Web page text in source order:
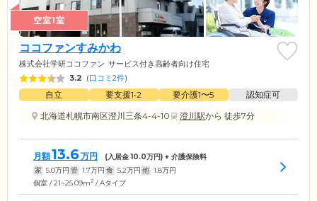
空室1室
ココファンすみかわ
株式会社学研ココファン サービス付き高齢者向け住宅
3.2 (口コミ2件)
自立 要支援1•2 要介護1〜5
認知症可
北海道札幌市南区澄川三条4-4-10
澄川駅から 徒歩7分
月額13.6 万円 (入居金10.0万円) + 介護保険料
家 5.0万円 管 1.7万円 食 5.2万円 他 1.8万円
個室 / 21~25.09m2 / Aタイプ